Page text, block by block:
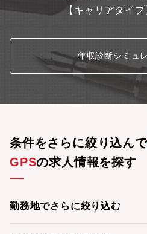
度、介護休暇制度、資格取得報奨金
祝い金制度、健康保険組合福利厚
得率(女性) 100％（復帰率：90.9
ついても取得実績は多数あり、取得
【キャリアタイプ
年収診断シミュ
条件をさらに絞り込んで
GPSの求人情報を探す
勤務地でさらに絞り込む